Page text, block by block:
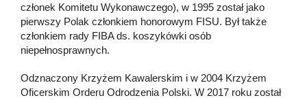
członek Komitetu Wykonawczego), w 1995 został jako
pierwszy Polak członkiem honorowym FISU. Był także
członkiem rady FIBA ds. koszykówki osób
niepełnosprawnych.
Odznaczony Krzyżem Kawalerskim i w 2004 Krzyżem
Oficerskim Orderu Odrodzenia Polski. W 2017 roku został